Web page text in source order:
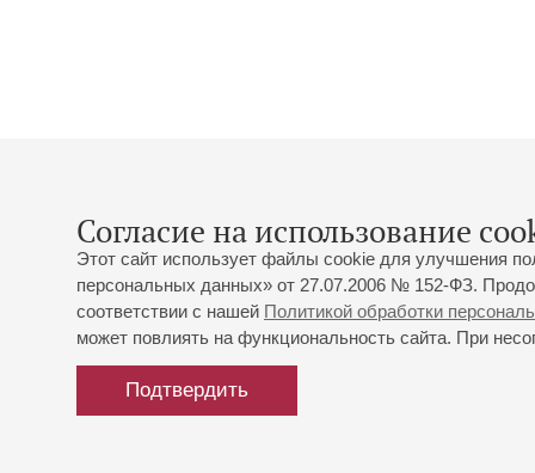
Согласие на использование
Этот сайт использует файлы cookie для улучшения
персональных данных» от 27.07.2006 № 152-ФЗ.
соответствии с нашей Политикой обработки
может повлиять на функциональность сайта. При
Подтвердить